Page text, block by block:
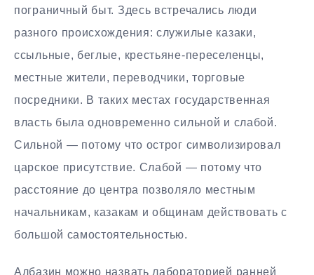
пограничный быт. Здесь встречались люди
разного происхождения: служилые казаки,
ссыльные, беглые, крестьяне-переселенцы,
местные жители, переводчики, торговые
посредники. В таких местах государственная
власть была одновременно сильной и слабой.
Сильной — потому что острог символизировал
царское присутствие. Слабой — потому что
расстояние до центра позволяло местным
начальникам, казакам и общинам действовать с
большой самостоятельностью.
Албазин можно назвать лабораторией ранней